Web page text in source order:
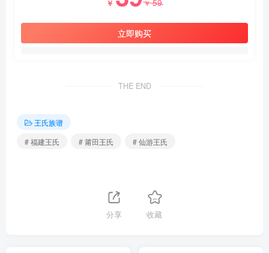
￥ ￥59
立即购买
THE END
王氏族谱
# 福建王氏
# 莆田王氏 # 仙游王氏
分享 收藏